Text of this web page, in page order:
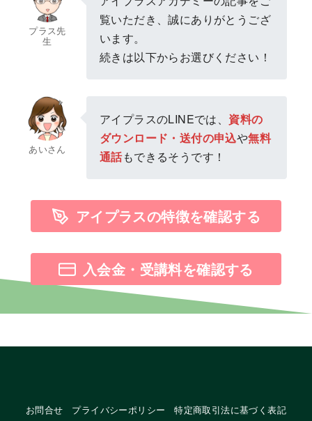
プラス先
生
覧いただき、誠にありがとうござ
います。
続きは以下からお選びください！
あいさん
アイプラスのLINEでは、 資料の
ダウンロード・送付の申込や無料
通話もできるそうです！
アイプラスの特徴を確認する
入会金・受講料を確認する
お問合せ プライバシーポリシー 特定商取引法に基づく表記